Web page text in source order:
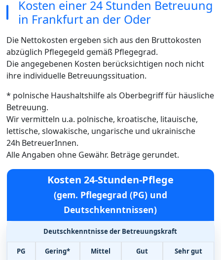
Kosten einer 24 Stunden Betreuung
in Frankfurt an der Oder
Die Nettokosten ergeben sich aus den Bruttokosten
abzüglich Pflegegeld gemäß Pflegegrad.
Die angegebenen Kosten berücksichtigen noch nicht
ihre individuelle Betreuungssituation.
* polnische Haushaltshilfe als Oberbegriff für häusliche
Betreuung.
Wir vermitteln u.a. polnische, kroatische, litauische,
lettische, slowakische, ungarische und ukrainische
24h BetreuerInnen.
Alle Angaben ohne Gewähr. Beträge gerundet.
Kosten 24-Stunden-Pflege
(gem. Pflegegrad (PG) und
Deutschkenntnissen)
Deutschkenntnisse der Betreuungskraft
PG Gering* Mittel Gut Sehr gut